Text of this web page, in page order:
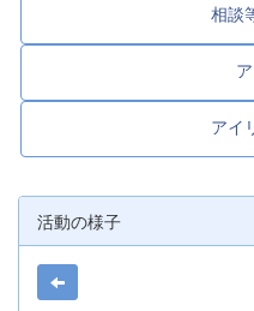
相談
アイ
活動の様子